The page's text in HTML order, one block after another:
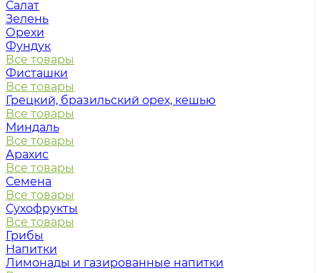
Салат
Зелень
Орехи
Фундук
Все товары
Фисташки
Все товары
Грецкий, бразильский орех, кешью
Все товары
Миндаль
Все товары
Арахис
Все товары
Семена
Все товары
Сухофрукты
Все товары
Грибы
Напитки
Лимонады и газированные напитки